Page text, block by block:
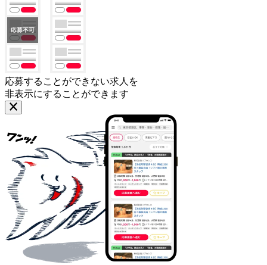
応募することができない求人を
非表示にすることができます